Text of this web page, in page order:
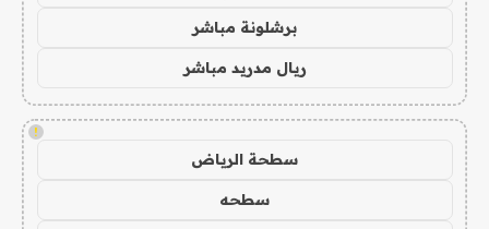
برشلونة مباشر
ريال مدريد مباشر
!
سطحة الرياض
سطحه